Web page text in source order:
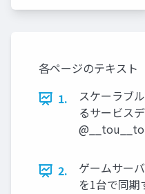
各ページのテキスト
1.
スケーラブ
るサービス
2.
ゲームサー
を1台で同期